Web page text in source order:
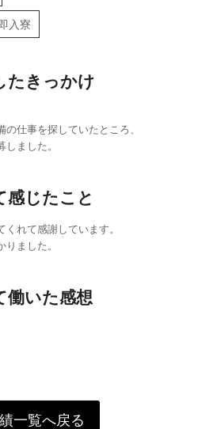
入寮
たきっかけ
仕事を探していたところ、
ました。
感じたこと
れて感謝しています。
ました。
働いた感想
一覧へ戻る